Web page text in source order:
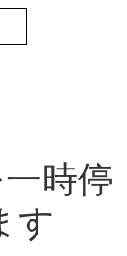
時停
す